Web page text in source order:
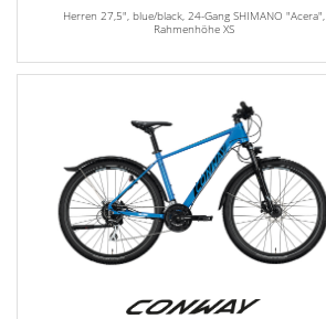
Herren 27,5", blue/black, 24-Gang SHIMANO "Acera",
Rahmenhöhe XS